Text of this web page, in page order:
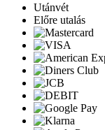
Utánvét
Előre utalás